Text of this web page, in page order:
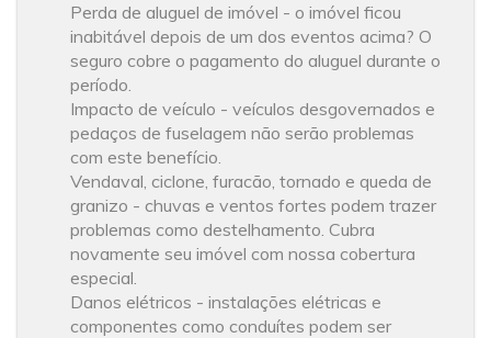
Perda de aluguel de imóvel - o imóvel ficou
inabitável depois de um dos eventos acima? O
seguro cobre o pagamento do aluguel durante o
período.
Impacto de veículo - veículos desgovernados e
pedaços de fuselagem não serão problemas
com este benefício.
Vendaval, ciclone, furacão, tornado e queda de
granizo - chuvas e ventos fortes podem trazer
problemas como destelhamento. Cubra
novamente seu imóvel com nossa cobertura
especial.
Danos elétricos - instalações elétricas e
componentes como conduítes podem ser